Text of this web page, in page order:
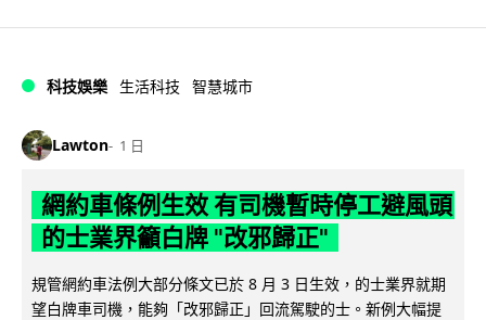
科技娛樂 生活科技 智慧城市
Lawton 1 日
網約車條例生效 有司機暫時停工避風頭
的士業界籲白牌 "改邪歸正"
規管網約車法例大部分條文已於 8 月 3 日生效，的士業界就期
望白牌車司機，能夠「改邪歸正」回流駕駛的士。新例大幅提